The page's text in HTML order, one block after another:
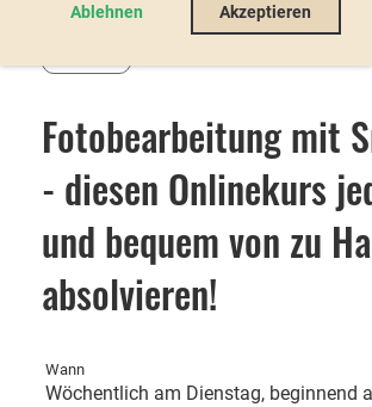
Ablehnen Akzeptieren
Fotobearbeitung mit
- diesen Onlinekurs
und bequem von zu
absolvieren!
Wann
Wöchentlich am Dienstag, beginnend